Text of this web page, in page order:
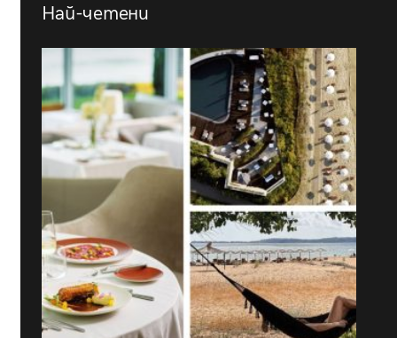
Най-четени